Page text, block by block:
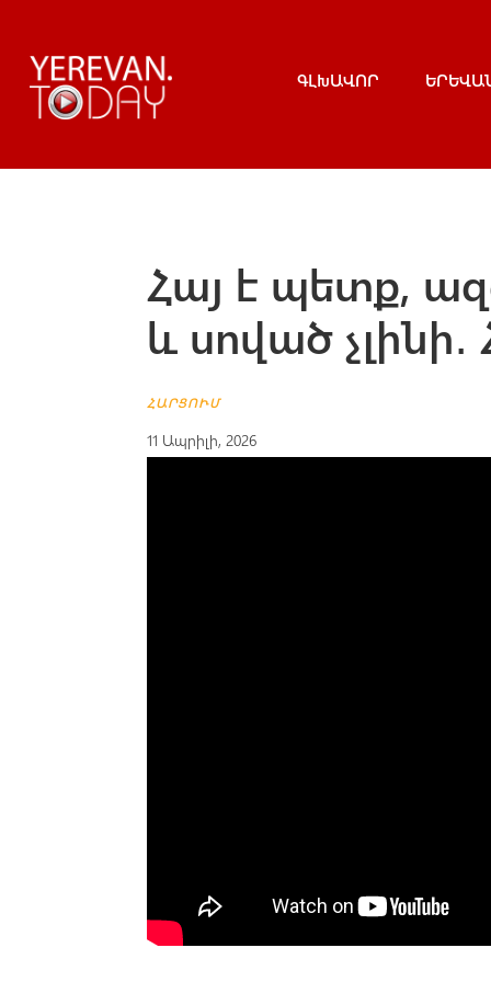
ԳԼԽԱՎՈՐ
Հայ է պետք,
և սոված չլինի․
ՀԱՐՑՈՒՄ
11 Ապրիլի, 2026